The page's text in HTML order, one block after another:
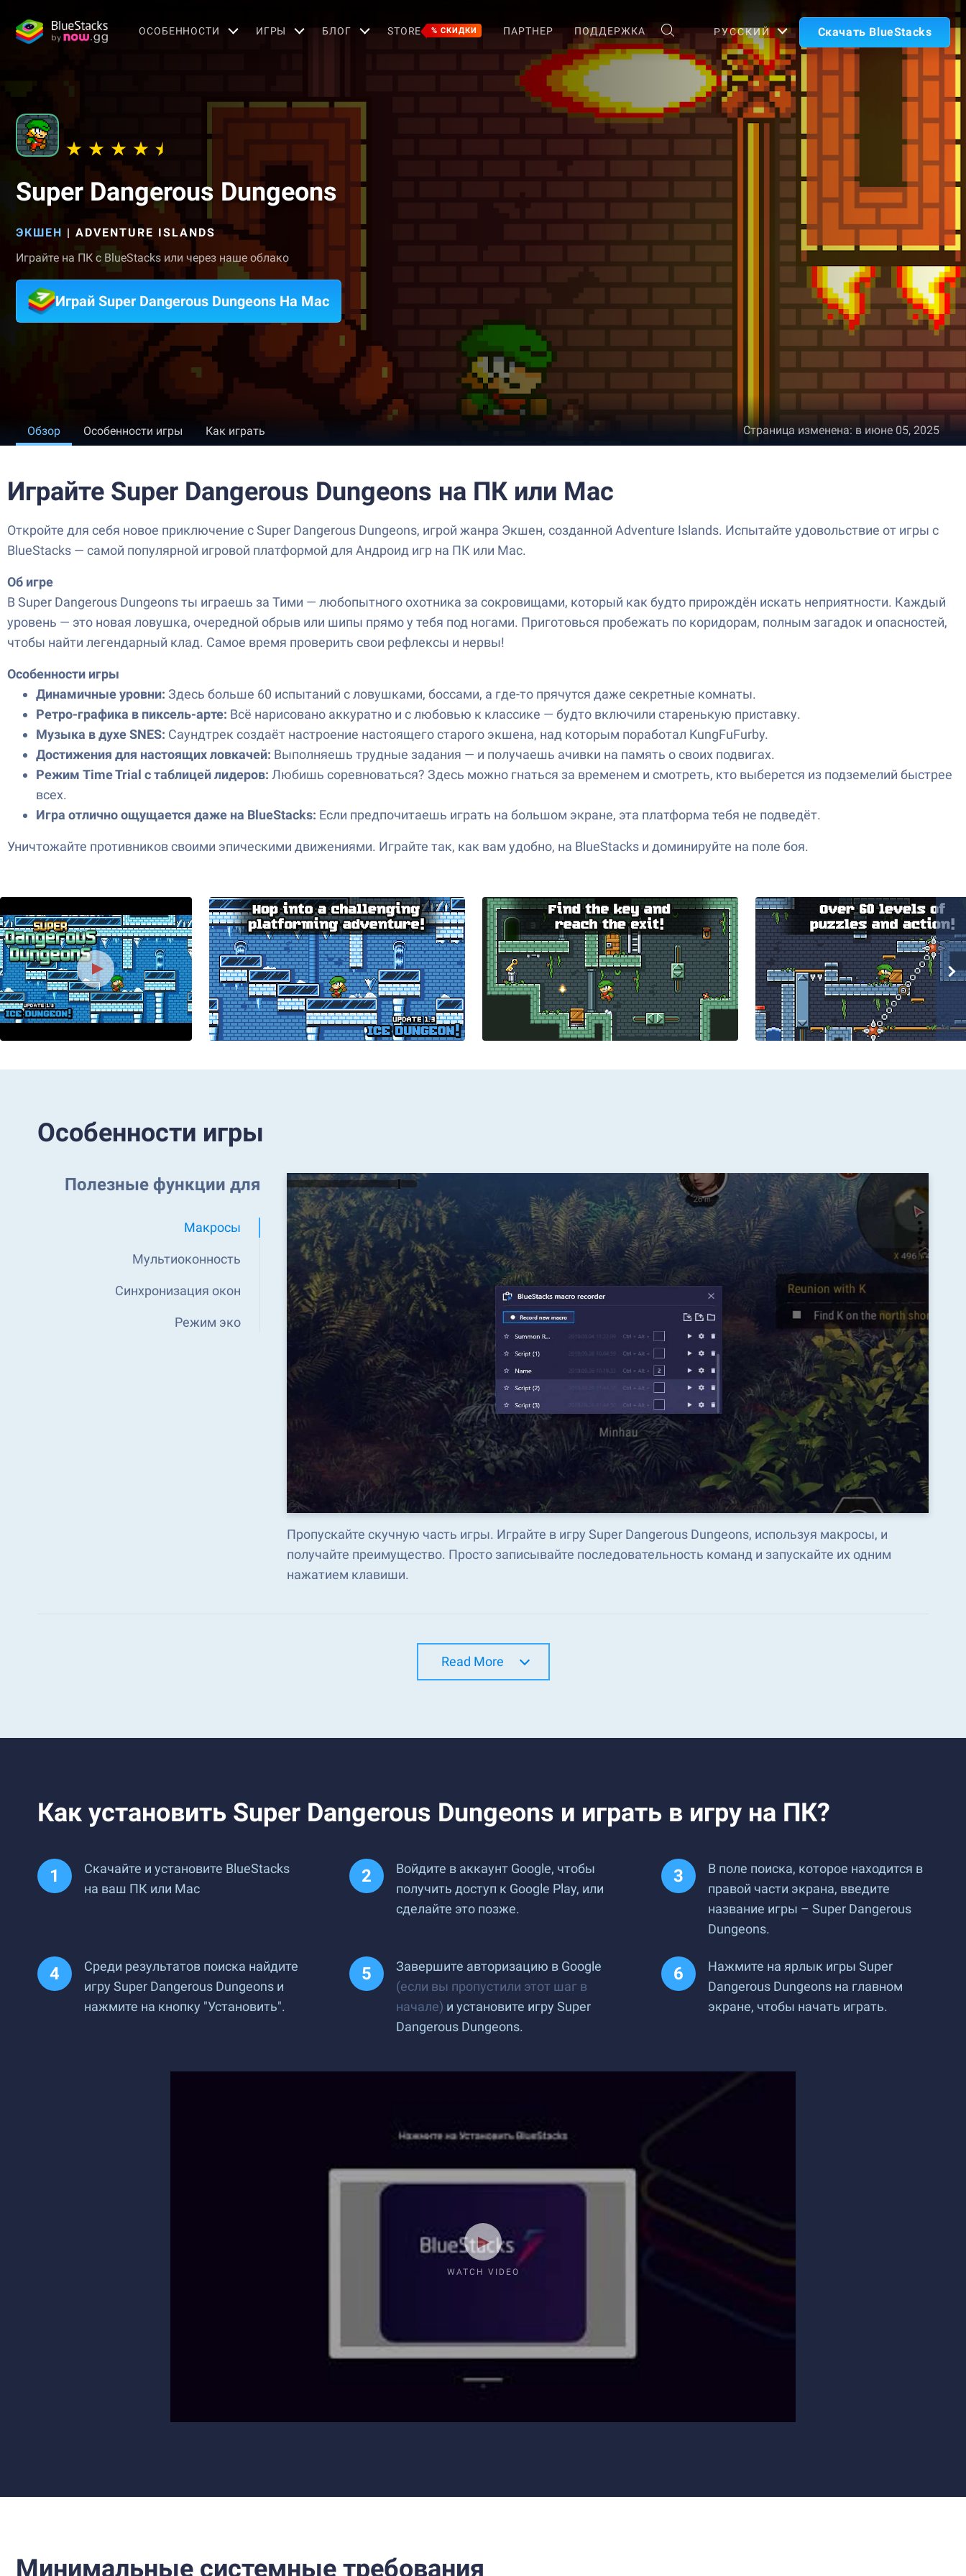
OСОБЕННОСТИ ИГРЫ БЛОГ STORE % СКИДКИ ПАРТНЕР ПОДДЕРЖКА РУССКИЙ Скачать BlueStacks
Super Dangerous Dungeons
ЭКШЕН | ADVENTURE ISLANDS
Играйте на ПК с BlueStacks или через наше облако
Играй Super Dangerous Dungeons На Mac
Обзор Особенности игры Как играть Страница изменена: в июне 05, 2025
Играйте Super Dangerous Dungeons на ПК или Mac
Откройте для себя новое приключение с Super Dangerous Dungeons, игрой жанра Экшен, созданной Adventure Islands. Испытайте удовольствие от игры с
BlueStacks — самой популярной игровой платформой для Андроид игр на ПК или Mac.
Об игре
В Super Dangerous Dungeons ты играешь за Тими — любопытного охотника за сокровищами, который как будто прирождён искать неприятности. Каждый
уровень — это новая ловушка, очередной обрыв или шипы прямо у тебя под ногами. Приготовься пробежать по коридорам, полным загадок и опасностей,
чтобы найти легендарный клад. Самое время проверить свои рефлексы и нервы!
Особенности игры
Динамичные уровни: Здесь больше 60 испытаний с ловушками, боссами, а где-то прячутся даже секретные комнаты.
Ретро-графика в пиксель-арте: Всё нарисовано аккуратно и с любовью к классике — будто включили старенькую приставку.
Музыка в духе SNES: Саундтрек создаёт настроение настоящего старого экшена, над которым поработал KungFuFurby.
Достижения для настоящих ловкачей: Выполняешь трудные задания — и получаешь ачивки на память о своих подвигах.
Режим Time Trial с таблицей лидеров: Любишь соревноваться? Здесь можно гнаться за временем и смотреть, кто выберется из подземелий быстрее
всех.
Игра отлично ощущается даже на BlueStacks: Если предпочитаешь играть на большом экране, эта платформа тебя не подведёт.
Уничтожайте противников своими эпическими движениями. Играйте так, как вам удобно, на BlueStacks и доминируйте на поле боя.
Особенности игры
Полезные функции для
Макросы
Мультиоконность
Синхронизация окон
Режим эко
Пропускайте скучную часть игры. Играйте в игру Super Dangerous Dungeons, используя макросы, и
получайте преимущество. Просто записывайте последовательность команд и запускайте их одним
нажатием клавиши.
Read More
Как установить Super Dangerous Dungeons и играть в игру на ПК?
Скачайте и установите BlueStacks
на ваш ПК или Mac
Войдите в аккаунт Google, чтобы
получить доступ к Google Play, или
сделайте это позже.
В поле поиска, которое находится в
правой части экрана, введите
название игры – Super Dangerous
Dungeons.
Среди результатов поиска найдите
игру Super Dangerous Dungeons и
нажмите на кнопку "Установить".
Завершите авторизацию в Google
(если вы пропустили этот шаг в
начале) и установите игру Super
Dangerous Dungeons.
Нажмите на ярлык игры Super
Dangerous Dungeons на главном
экране, чтобы начать играть.
WATCH VIDEO
Минимальные системные требования